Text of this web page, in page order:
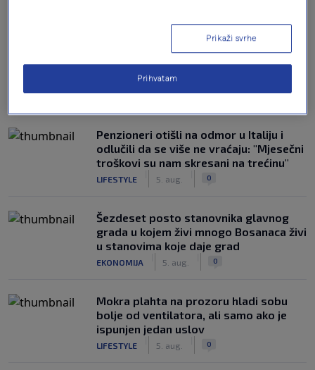
NAJČITANIJE
Penzioneri otišli na odmor u Italiju i
odlučili da se više ne vraćaju: "Mjesečni
troškovi su nam skresani na trećinu"
LIFESTYLE 5. aug. 0
Šezdeset posto stanovnika glavnog
grada u kojem živi mnogo Bosanaca živi
u stanovima koje daje grad
EKONOMIJA 5. aug. 0
Mokra plahta na prozoru hladi sobu
bolje od ventilatora, ali samo ako je
ispunjen jedan uslov
LIFESTYLE 5. aug. 0
Prikaži svrhe
Prihvatam